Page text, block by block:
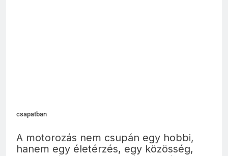
csapatban
A motorozás nem csupán egy hobbi,
hanem egy életérzés, egy közösség,